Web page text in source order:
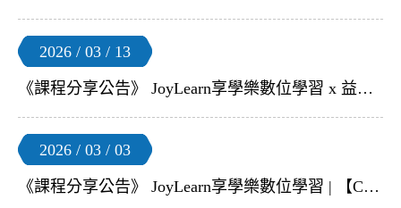
2026 / 03 / 13
《課程分享公告》 JoyLearn享學樂數位學習 x 益師傅 | 【懂 AI 是件很酷的事｜Chat Everywhere】線上研習
2026 / 03 / 03
《課程分享公告》 JoyLearn享學樂數位學習 | 【Chat Everywhere v2】3月線上教師研習